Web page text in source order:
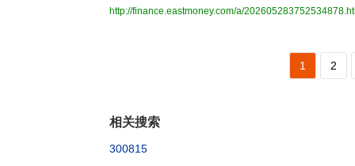
http://finance.eastmoney.com/a/
1 2
相关搜索
300815